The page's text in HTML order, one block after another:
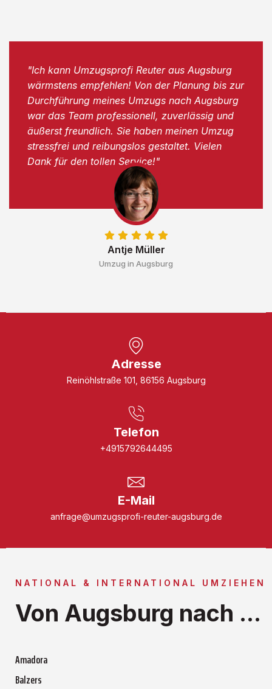
Antje Müller
Umzug in Augsburg
"Ich kann Umzugsprofi Reuter aus Augsburg
wärmstens empfehlen! Von der Planung bis zur
Durchführung meines Umzugs nach Augsburg
war das Team professionell, zuverlässig und
äußerst freundlich. Sie haben meinen Umzug
stressfrei und reibungslos gestaltet. Vielen
Dank für den tollen Service!"
Adresse
Reinöhlstraße 101, 86156 Augsburg
Telefon
+4915792644495
E-Mail
anfrage@umzugsprofi-reuter-augsburg.de
NATIONAL & INTERNATIONAL UMZIEHEN
Von Augsburg nach ...
Amadora
Balzers